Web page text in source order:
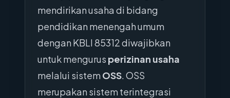
mendirikan usaha di bidang
pendidikan menengah umum
dengan KBLI 85312 diwajibkan
untuk mengurus perizinan usaha
melalui sistem OSS. OSS
merupakan sistem terintegrasi